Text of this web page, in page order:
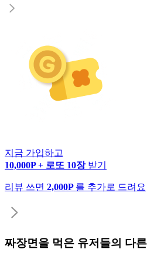
지금 가입하고
10,000P + 로또 10장 받기
리뷰 쓰면 2,000P 를 추가로 드려요
짜장면 을 먹은 유저들의 다